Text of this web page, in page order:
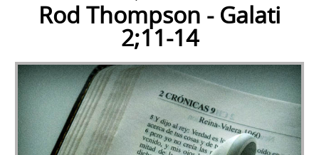
Rod Thompson - Galati
2;11-14